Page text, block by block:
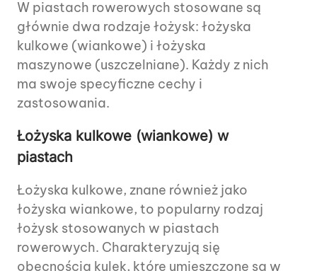
W piastach rowerowych stosowane są
głównie dwa rodzaje łożysk: łożyska
kulkowe (wiankowe) i łożyska
maszynowe (uszczelniane). Każdy z nich
ma swoje specyficzne cechy i
zastosowania.
Łożyska kulkowe (wiankowe) w
piastach
Łożyska kulkowe, znane również jako
łożyska wiankowe, to popularny rodzaj
łożysk stosowanych w piastach
rowerowych. Charakteryzują się
obecnością kulek, które umieszczone są w